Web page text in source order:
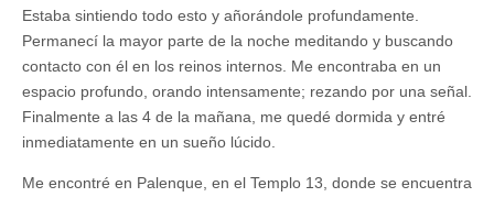
Estaba sintiendo todo esto y añorándole profundamente.
Permanecí la mayor parte de la noche meditando y buscando
contacto con él en los reinos internos. Me encontraba en un
espacio profundo, orando intensamente; rezando por una señal.
Finalmente a las 4 de la mañana, me quedé dormida y entré
inmediatamente en un sueño lúcido.
Me encontré en Palenque, en el Templo 13, donde se encuentra